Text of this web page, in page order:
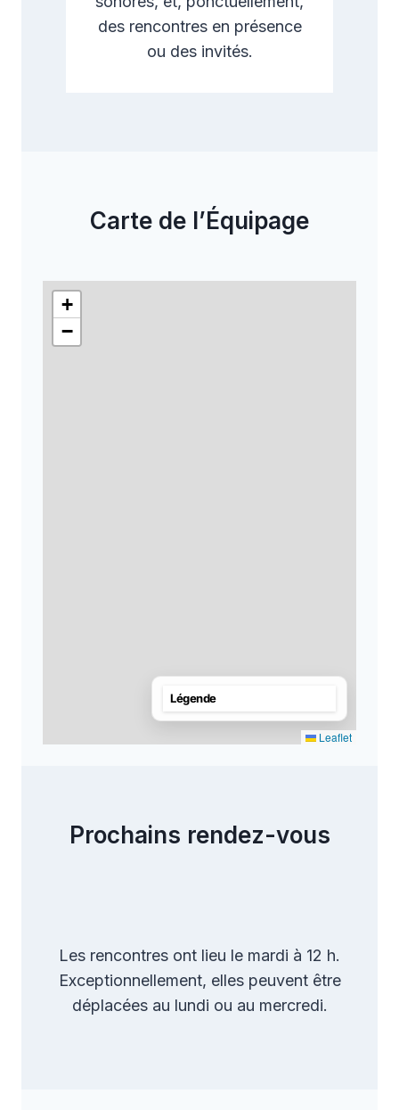
des rencontres en présence
ou des invités.
Carte de l’Équipage
+
−
Légende
Leaflet
Prochains rendez-vous
Les rencontres ont lieu le mardi à 12 h.
Exceptionnellement, elles peuvent être
déplacées au lundi ou au mercredi.